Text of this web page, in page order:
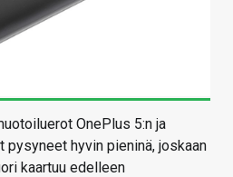
OnePlus 5:n ja
pysyneet hyvin pieninä, joskaan
kaartuu edelleen